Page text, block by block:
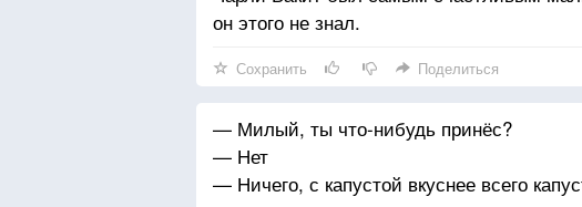
он этого не знал.
Сохранить Поделиться
— Милый, ты что-нибудь принёс?
— Нет
— Ничего, с капустой вкуснее всего